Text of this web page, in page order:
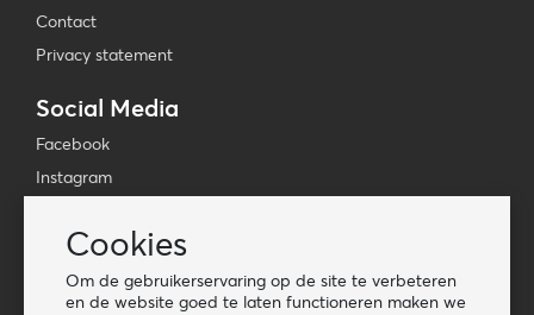
Cookies
Om de gebruikerservaring op de site te verbeteren
en de website goed te laten functioneren maken we
Contact
Privacy statement
Social Media
Facebook
Instagram
TikTok
Tools